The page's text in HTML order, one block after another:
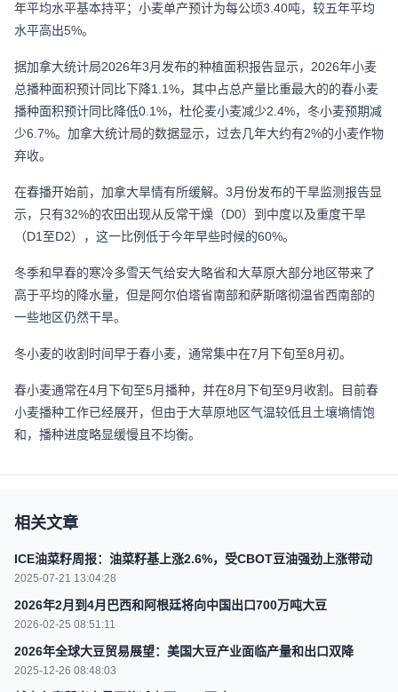
年平均水平基本持平；小麦单产预计为每公顷3.40吨，较五年平均
水平高出5%。
据加拿大统计局2026年3月发布的种植面积报告显示，2026年小麦
总播种面积预计同比下降1.1%，其中占总产量比重最大的的春小麦
播种面积预计同比降低0.1%，杜伦麦小麦减少2.4%，冬小麦预期减
少6.7%。加拿大统计局的数据显示，过去几年大约有2%的小麦作物
弃收。
在春播开始前，加拿大旱情有所缓解。3月份发布的干旱监测报告显
示，只有32%的农田出现从反常干燥（D0）到中度以及重度干旱
（D1至D2），这一比例低于今年早些时候的60%。
冬季和早春的寒冷多雪天气给安大略省和大草原大部分地区带来了
高于平均的降水量，但是阿尔伯塔省南部和萨斯喀彻温省西南部的
一些地区仍然干旱。
冬小麦的收割时间早于春小麦，通常集中在7月下旬至8月初。
春小麦通常在4月下旬至5月播种，并在8月下旬至9月收割。目前春
小麦播种工作已经展开，但由于大草原地区气温较低且土壤墒情饱
和，播种进度略显缓慢且不均衡。
相关文章
ICE油菜籽周报：油菜籽基上涨2.6%，受CBOT豆油强劲上涨带动
2025-07-21 13:04:28
2026年2月到4月巴西和阿根廷将向中国出口700万吨大豆
2026-02-25 08:51:11
2026年全球大豆贸易展望：美国大豆产业面临产量和出口双降
2025-12-26 08:48:03